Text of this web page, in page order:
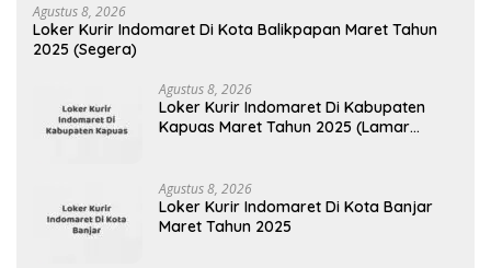
Agustus 8, 2026
Loker Kurir Indomaret Di Kota Balikpapan Maret Tahun
2025 (Segera)
Agustus 8, 2026
Loker Kurir Indomaret Di Kabupaten
Kapuas Maret Tahun 2025 (Lamar
Agustus 8, 2026
Loker Kurir Indomaret Di Kota Banjar
Maret Tahun 2025